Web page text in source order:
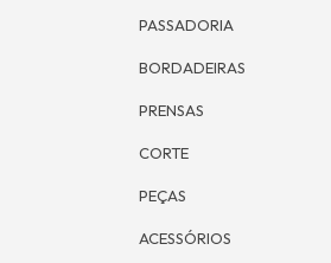
PASSADORIA
BORDADEIRAS
PRENSAS
CORTE
PEÇAS
ACESSÓRIOS